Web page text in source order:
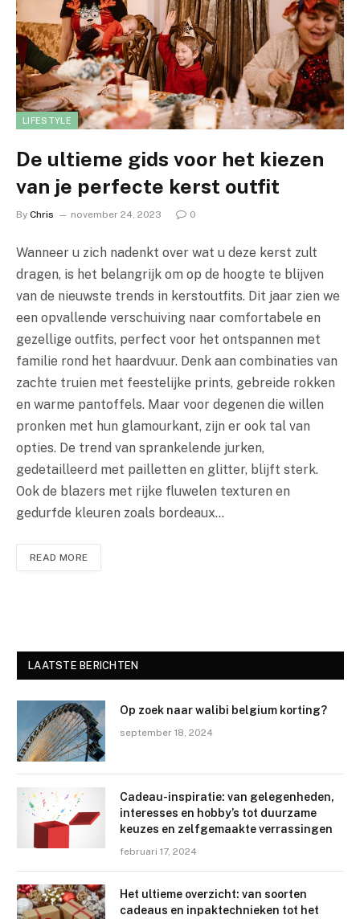
LIFESTYLE
De ultieme gids voor het kiezen
van je perfecte kerst outfit
By Chris november 24, 2023 0
Wanneer u zich nadenkt over wat u deze kerst zult
dragen, is het belangrijk om op de hoogte te blijven
van de nieuwste trends in kerstoutfits. Dit jaar zien we
een opvallende verschuiving naar comfortabele en
gezellige outfits, perfect voor het ontspannen met
familie rond het haardvuur. Denk aan combinaties van
zachte truien met feestelijke prints, gebreide rokken
en warme pantoffels. Maar voor degenen die willen
pronken met hun glamourkant, zijn er ook tal van
opties. De trend van sprankelende jurken,
gedetailleerd met pailletten en glitter, blijft sterk.
Ook de blazers met rijke fluwelen texturen en
gedurfde kleuren zoals bordeaux…
READ MORE
LAATSTE BERICHTEN
Op zoek naar walibi belgium korting?
september 18, 2024
Cadeau-inspiratie: van gelegenheden,
interesses en hobby’s tot duurzame
keuzes en zelfgemaakte verrassingen
februari 17, 2024
Het ultieme overzicht: van soorten
cadeaus en inpaktechnieken tot het